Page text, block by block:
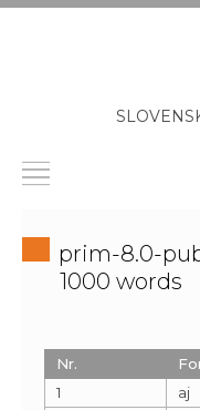
prim-8.0-
1000 words
Nr.
1
aj